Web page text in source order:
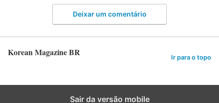
Deixar um comentário
Korean Magazine BR Ir para o topo
Sair da versão mobile